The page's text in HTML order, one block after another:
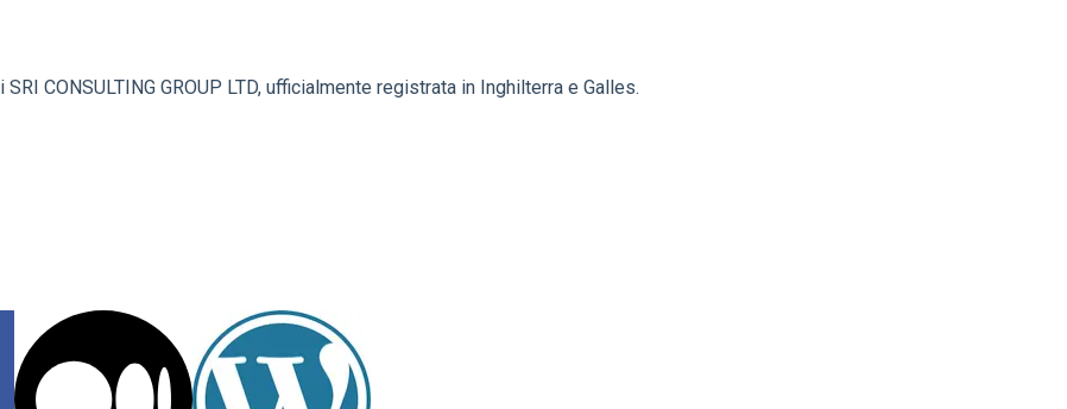
CONSULTING GROUP LTD, ufficialmente registrata in Inghilterra e Galles.